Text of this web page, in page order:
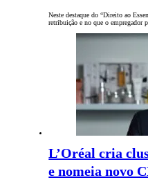
Neste destaque do “Direito ao
retribuição e no que o empregador
L’Oréal cria
e nomeia novo